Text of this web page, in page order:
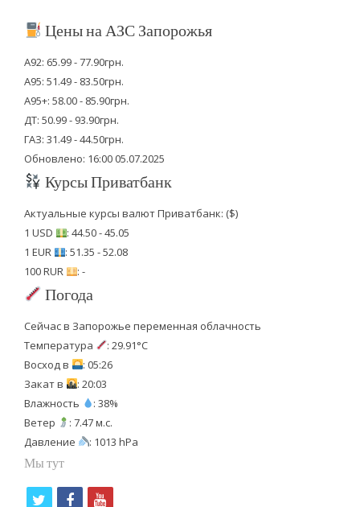
Цены на АЗС Запорожья
А92: 65.99 - 77.90грн.
А95: 51.49 - 83.50грн.
А95+: 58.00 - 85.90грн.
ДТ: 50.99 - 93.90грн.
ГАЗ: 31.49 - 44.50грн.
Обновлено: 16:00 05.07.2025
Курсы Приватбанк
Актуальные курсы валют Приватбанк: ($)
1 USD
: 44.50 - 45.05
1 EUR
: 51.35 - 52.08
100 RUR
: -
Погода
Сейчас в Запорожье переменная облачность
Температура
: 29.91°C
Восход в
: 05:26
Закат в
: 20:03
Влажность
: 38%
Ветер
: 7.47 м.с.
Давление
: 1013 hPa
Мы тут
f
y